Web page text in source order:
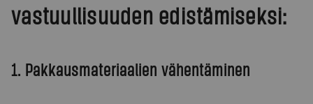
vastuullisuuden edistämiseksi:
1. Pakkausmateriaalien vähentäminen